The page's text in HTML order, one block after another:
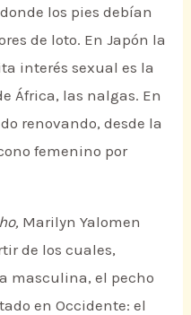
los pies debían
de loto. En Japón la
interés sexual es la
África, las nalgas. En
renovando, desde la
femenino por
Marilyn Yalomen
de los cuales,
masculina, el pecho
en Occidente: el